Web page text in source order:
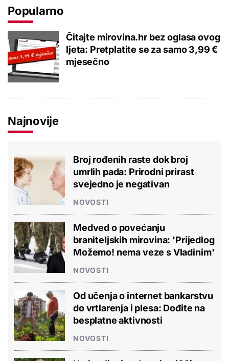
Popularno
Čitajte mirovina.hr bez oglasa ovog
ljeta: Pretplatite se za samo 3,99 €
mjesečno
Najnovije
Broj rođenih raste dok broj
umrlih pada: Prirodni prirast
svejedno je negativan
NOVOSTI
Medved o povećanju
braniteljskih mirovina: 'Prijedlog
Možemo! nema veze s Vladinim'
NOVOSTI
Od učenja o internet bankarstvu
do vrtlarenja i plesa: Dođite na
besplatne aktivnosti
NOVOSTI